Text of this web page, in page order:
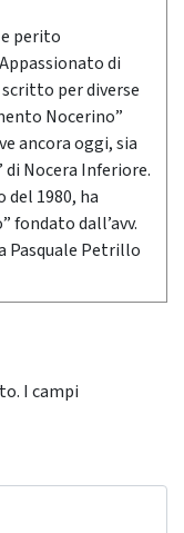
perito
di
per diverse
Nocerino”
ancora oggi, sia
Nocera Inferiore.
1980, ha
fondato dall’avv.
Pasquale Petrillo
I campi